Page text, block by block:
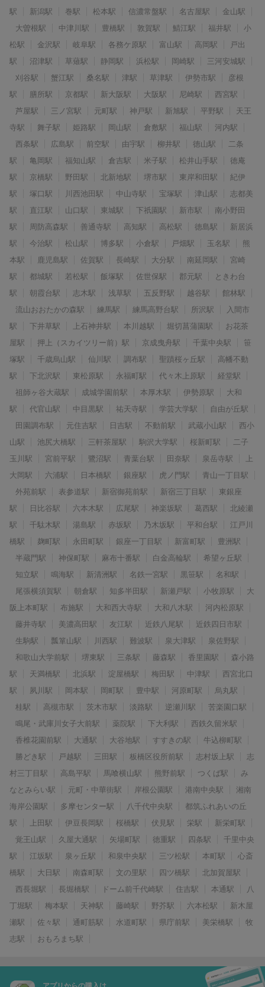
駅
新潟駅 巻駅 松本駅 信濃常盤駅 名古屋駅
金山駅
大曽根駅
中津川駅 豊橋駅 敦賀駅 鯖江駅 福井駅
小
松駅
金沢駅 岐阜駅 各務ケ原駅 富山駅 高岡駅
戸出
駅
沼津駅 草薙駅 静岡駅 浜松駅 岡崎駅
三河安城駅
刈谷駅
蟹江駅 桑名駅 津駅 草津駅 伊勢市駅
彦根
駅
膳所駅 京都駅 新大阪駅 大阪駅 尼崎駅
西宮駅
芦屋駅
三ノ宮駅 元町駅 神戸駅 新旭駅 平野駅
天王
寺駅
舞子駅 姫路駅 岡山駅 倉敷駅 福山駅
河内駅
西条駅
広島駅 前空駅 由宇駅 柳井駅 徳山駅
二条
駅
亀岡駅 福知山駅 倉吉駅 米子駅 松井山手駅
徳庵
駅
京橋駅 野田駅 北新地駅 堺市駅 東岸和田駅
紀伊
駅
塚口駅 川西池田駅 中山寺駅 宝塚駅 津山駅
志都美
駅
直江駅 山口駅 東城駅 下祇園駅 新市駅
南小野田
駅
周防高森駅 善通寺駅 高知駅 高松駅 徳島駅
新居浜
駅
今治駅 松山駅 博多駅 小倉駅 戸畑駅 玉名駅
熊
本駅
鹿児島駅 佐賀駅 長崎駅 大分駅 南延岡駅
宮崎
駅
都城駅 若松駅 飯塚駅 佐世保駅 郡元駅
ときわ台
駅
朝霞台駅 志木駅 浅草駅 五反野駅 越谷駅
館林駅
流山おおたかの森駅
練馬駅 練馬高野台駅 所沢駅
入間市
駅
下井草駅 上石神井駅 本川越駅 堀切菖蒲園駅
お花茶
屋駅
押上（スカイツリー前）駅 京成曳舟駅 千葉中央駅
笹
塚駅
千歳烏山駅 仙川駅 調布駅 聖蹟桜ヶ丘駅
高幡不動
駅
下北沢駅 東松原駅 永福町駅 代々木上原駅
経堂駅
祖師ヶ谷大蔵駅
成城学園前駅 本厚木駅 伊勢原駅
大和
駅
代官山駅 中目黒駅 祐天寺駅 学芸大学駅
自由が丘駅
田園調布駅
元住吉駅 日吉駅 不動前駅 武蔵小山駅
西小
山駅
池尻大橋駅 三軒茶屋駅 駒沢大学駅 桜新町駅
二子
玉川駅
宮前平駅 鷺沼駅 青葉台駅 田奈駅 泉岳寺駅
上
大岡駅
六浦駅 日本橋駅 銀座駅 虎ノ門駅
青山一丁目駅
外苑前駅
表参道駅 新宿御苑前駅 新宿三丁目駅
東銀座
駅
日比谷駅 六本木駅 広尾駅 神楽坂駅 葛西駅
北綾瀬
駅
千駄木駅 湯島駅 赤坂駅 乃木坂駅 平和台駅
江戸川
橋駅
麹町駅 永田町駅 銀座一丁目駅 新富町駅
豊洲駅
半蔵門駅
神保町駅 麻布十番駅 白金高輪駅
希望ヶ丘駅
知立駅
鳴海駅 新清洲駅 名鉄一宮駅 黒笹駅
名和駅
尾張横須賀駅
朝倉駅 知多半田駅 新瀬戸駅 小牧原駅
大
阪上本町駅
布施駅 大和西大寺駅 大和八木駅
河内松原駅
藤井寺駅
美濃高田駅 友江駅 近鉄八尾駅
近鉄四日市駅
生駒駅
瓢箪山駅 川西駅 難波駅 泉大津駅
泉佐野駅
和歌山大学前駅
堺東駅 三条駅 藤森駅 香里園駅
森小路
駅
天満橋駅 北浜駅 淀屋橋駅 梅田駅 中津駅
西宮北口
駅
夙川駅 岡本駅 岡町駅 豊中駅 河原町駅
烏丸駅
桂駅
高槻市駅 茨木市駅 淡路駅 逆瀬川駅
苦楽園口駅
鳴尾・武庫川女子大前駅
薬院駅 下大利駅
西鉄久留米駅
香椎花園前駅
大通駅 大谷地駅 すすきの駅
牛込柳町駅
勝どき駅
戸越駅 三田駅 板橋区役所前駅 志村坂上駅
志
村三丁目駅
高島平駅 馬喰横山駅 熊野前駅 つくば駅
み
なとみらい駅
元町・中華街駅 岸根公園駅 港南中央駅
湘南
海岸公園駅
多摩センター駅 八千代中央駅
都筑ふれあいの丘
駅
上田駅 伊豆長岡駅 桜橋駅 伏見駅 栄駅
新栄町駅
覚王山駅
久屋大通駅 矢場町駅 徳重駅 四条駅
千里中央
駅
江坂駅 泉ヶ丘駅 和泉中央駅 三ツ松駅 本町駅
心斎
橋駅
大日駅 南森町駅 文の里駅 四ツ橋駅
北加賀屋駅
西長堀駅
長堀橋駅 ドーム前千代崎駅 住吉駅 本通駅
八
丁堀駅
梅本駅 天神駅 藤崎駅 野芥駅 六本松駅
新木屋
瀬駅
佐々駅 通町筋駅 水道町駅 県庁前駅 美栄橋駅
牧
志駅
おもろまち駅